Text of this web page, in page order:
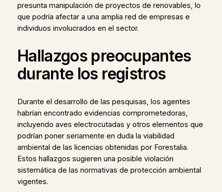
presunta manipulación de proyectos de renovables, lo
que podría afectar a una amplia red de empresas e
individuos involucrados en el sector.
Hallazgos preocupantes
durante los registros
Durante el desarrollo de las pesquisas, los agentes
habrían encontrado evidencias comprometedoras,
incluyendo aves electrocutadas y otros elementos que
podrían poner seriamente en duda la viabilidad
ambiental de las licencias obtenidas por Forestalia.
Estos hallazgos sugieren una posible violación
sistemática de las normativas de protección ambiental
vigentes.